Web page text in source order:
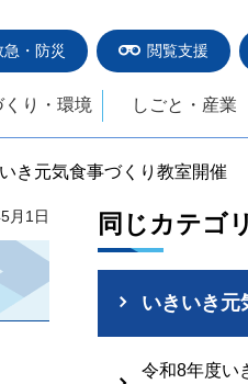
急・防災 閲覧支援
くり・環境 しごと・産業
き元気食事づくり教室開催
月1日 同じカテゴ
いきいき元
令和8年度い